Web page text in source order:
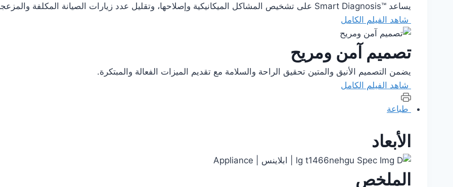
يساعد Smart Diagnosis™‎ على تشخيص المشاكل الميكانيكية وإصلاحها، وتقليل عدد زيارات الصيانة المكلفة والمزعجة.
شاهد الفيلم الكامل
تصميم آمن ومريح
يضمن التصميم الأنيق والمتين تحقيق الراحة والسلامة مع تقديم الميزات الفعالة والمبتكرة.
شاهد الفيلم الكامل
طباعة
الأبعاد
الملخص